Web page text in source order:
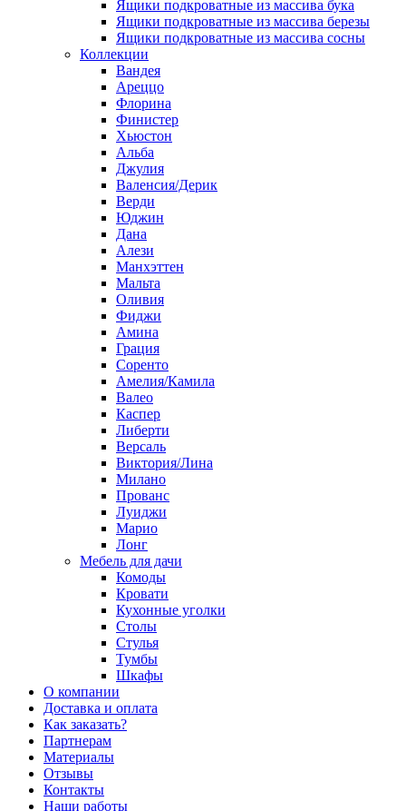
Ящики подкроватные из массива бука
Ящики подкроватные из массива березы
Ящики подкроватные из массива сосны
Коллекции
Вандея
Ареццо
Флорина
Финистер
Хьюстон
Альба
Джулия
Валенсия/Дерик
Верди
Юджин
Дана
Алези
Манхэттен
Мальта
Оливия
Фиджи
Амина
Грация
Соренто
Амелия/Камила
Валео
Каспер
Либерти
Версаль
Виктория/Лина
Милано
Прованс
Луиджи
Марио
Лонг
Мебель для дачи
Комоды
Кровати
Кухонные уголки
Столы
Стулья
Тумбы
Шкафы
О компании
Доставка и оплата
Как заказать?
Партнерам
Материалы
Отзывы
Контакты
Наши работы